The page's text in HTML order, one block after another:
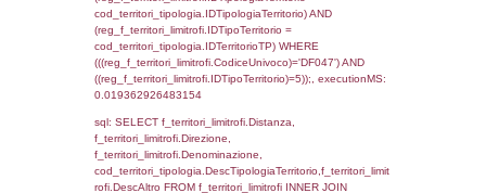
f_confini INNER JOIN ((el_comuni INNER
ON el_comuni.IstProvincia =
INNER JOIN el_regioni ON
el_regioni.IstRegione) ON
(((f_confini.IDNotifica)=4691));,
0.00049400329589844